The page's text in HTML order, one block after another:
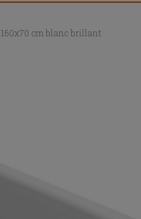
cm blanc brillant